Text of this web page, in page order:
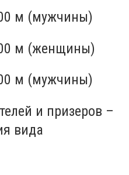
м (мужчины)
м (женщины)
м (мужчины)
и призеров –
вида